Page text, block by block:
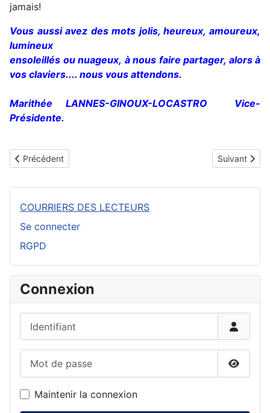
COURRIERS DES LECTEURS
Se connecter
RGPD
Connexion
Maintenir la connexion
jamais!
Vous aussi avez des mots jolis, heureux, amoureux,
lumineux
ensoleillés ou nuageux, à nous faire partager, alors à
vos claviers.... nous vous attendons.
Marithée LANNES-GINOUX-LOCASTRO Vice-
Présidente.
Article précédent : Un Tunisien qui se souvient......
Précédent Article
Suivant